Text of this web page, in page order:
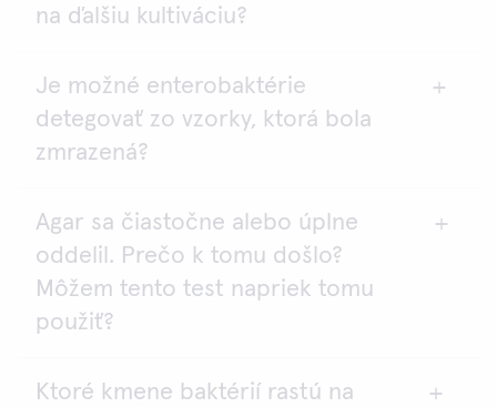
odpadových vôd a chladiacich veží, nie je však
senzitivity pre test Hygicult TPC je 1 000 CFU/ml
alebo CFU/cm
na ďalšiu kultiváciu?
Áno. Kontaktné doštičky Hygicult sa na tento účel
hodia veľmi dobre.
Je možné enterobaktérie
detegovať zo vzorky, ktorá bola
zmrazená?
Áno. Enterobaktérie prežívajú aj zmrazenie.
Agar sa čiastočne alebo úplne
oddelil. Prečo k tomu došlo?
Môžem tento test napriek tomu
použiť?
Test nepoužívajte - agar sa pravdepodobne oddelil
Ktoré kmene baktérií rastú na